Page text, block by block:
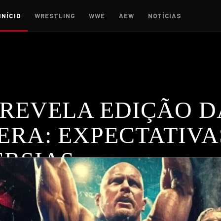
INÍCIO WRESTLING WWE AEW NOTÍCIAS
EDIÇÃO
promete trazer nostalgia à franquia, mas a recepção dos